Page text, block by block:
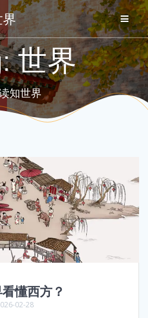
Skip
to
content
世界
知世界
懂西方？
02-28